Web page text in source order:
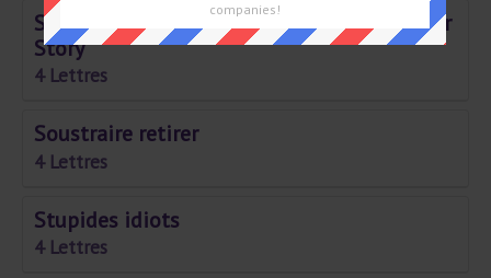
Sous-titre de la 7e saison dAmerican Horror
Story
4 Lettres
Soustraire retirer
4 Lettres
Stupides idiots
4 Lettres
companies!